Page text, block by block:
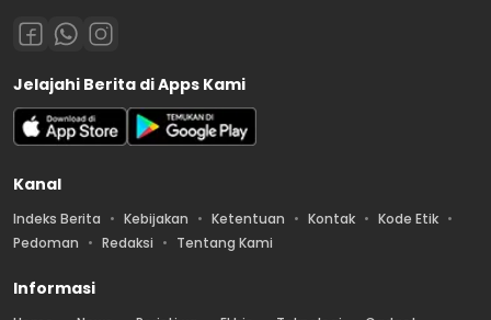
Jelajahi Berita di Apps Kami
Kanal
Indeks Berita Kebijakan Ketentuan Kontak
Kode Etik
Pedoman
Redaksi Tentang Kami
Informasi